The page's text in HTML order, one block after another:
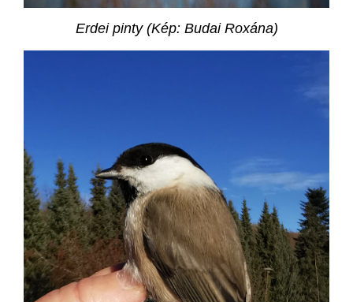
Erdei pinty (Kép: Budai Roxána)